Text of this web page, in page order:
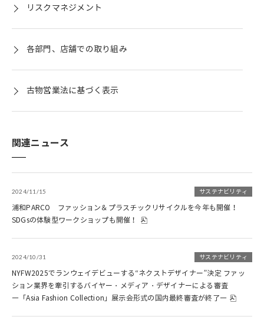
リスクマネジメント
各部門、店舗での取り組み
古物営業法に基づく表示
関連ニュース
2024/11/15 サステナビリティ
浦和PARCO ファッション＆プラスチックリサイクルを今年も開催！
SDGsの体験型ワークショップも開催！
2024/10/31 サステナビリティ
NYFW2025でランウェイデビューする“ネクストデザイナー”決定 ファッ
ション業界を牽引するバイヤー・メディア・デザイナーによる審査
―「Asia Fashion Collection」展示会形式の国内最終審査が終了―